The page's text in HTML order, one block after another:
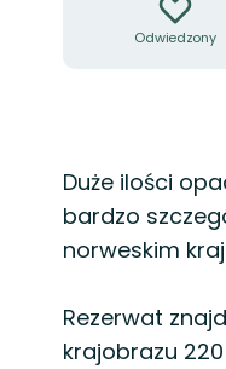
Odwiedzony
Opis
Duże ilości
bardzo
norweskim
Rezerwat
krajobrazu